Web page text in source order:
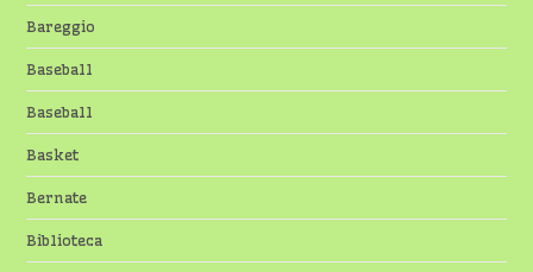
Bareggio
Baseball
Baseball
Basket
Bernate
Biblioteca